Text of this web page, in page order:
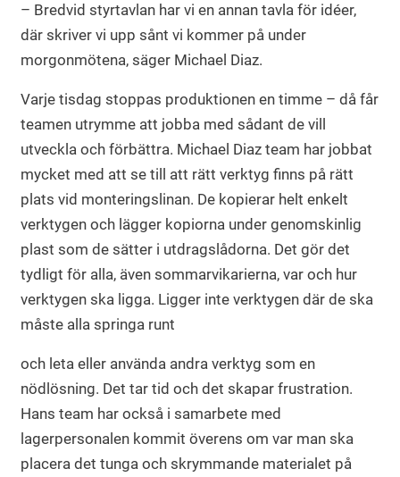
– Bredvid styrtavlan har vi en annan tavla för idéer,
där skriver vi upp sånt vi kommer på under
morgonmötena, säger Michael Diaz.
Varje tisdag stoppas produktionen en timme – då får
teamen utrymme att jobba med sådant de vill
utveckla och förbättra. Michael Diaz team har jobbat
mycket med att se till att rätt verktyg finns på rätt
plats vid monteringslinan. De kopierar helt enkelt
verktygen och lägger kopiorna under genomskinlig
plast som de sätter i utdragslådorna. Det gör det
tydligt för alla, även sommarvikarierna, var och hur
verktygen ska ligga. Ligger inte verktygen där de ska
måste alla springa runt
och leta eller använda andra verktyg som en
nödlösning. Det tar tid och det skapar frustration.
Hans team har också i samarbete med
lagerpersonalen kommit överens om var man ska
placera det tunga och skrymmande materialet på